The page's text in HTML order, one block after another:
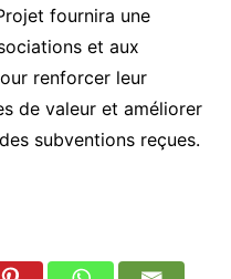
fournira une
et aux
renforcer leur
de valeur et améliorer
subventions reçues.